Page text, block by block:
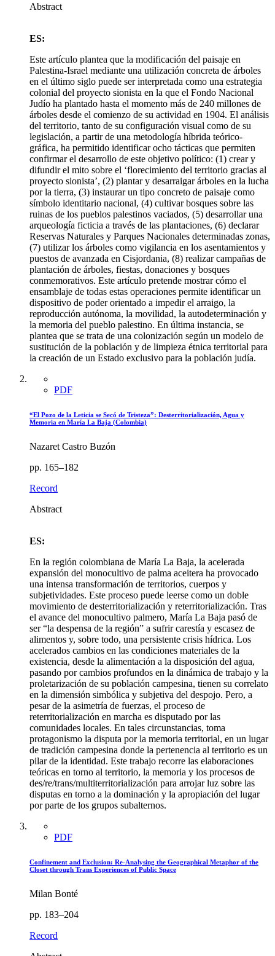
Abstract
ES:
Este artículo plantea que la modificación del paisaje en
Palestina-Israel mediante una utilización concreta de árboles
en el último siglo puede ser interpretada como una estrategia
colonial del proyecto sionista en la que el Fondo Nacional
Judío ha plantado hasta el momento más de 240 millones de
árboles desde el comienzo de su actividad en 1904. El análisis
del territorio, tanto de su configuración visual como de su
legislación, a partir de una metodología híbrida teórico-
gráfica, ha permitido identificar ocho tácticas que permiten
confirmar el desarrollo de este objetivo político: (1) crear y
difundir el mito sobre el ‘florecimiento del territorio gracias al
proyecto sionista’, (2) plantar y desarraigar árboles en la lucha
por la tierra, (3) instaurar un tipo concreto de paisaje como
símbolo identitario nacional, (4) cultivar bosques sobre las
ruinas de los pueblos palestinos vaciados, (5) desarrollar una
arqueología ficticia a través de las plantaciones, (6) declarar
Reservas Naturales y Parques Nacionales determinadas zonas,
(7) utilizar los árboles como vigilancia en los asentamientos y
puestos de avanzada en Cisjordania, (8) realizar campañas de
plantación de árboles, fiestas, donaciones y bosques
conmemorativos. Este artículo pretende mostrar cómo el
ensamblaje de todas estas operaciones permite identificar un
dispositivo de poder orientado a impedir el arraigo, la
reproducción autónoma, la movilidad, la autodeterminación y
la memoria del pueblo palestino. En última instancia, se
plantea que se trata de una colonización según un modelo de
sustitución de la población y de limpieza étnica territorial para
la creación de un Estado exclusivo para la población judía.
PDF
“El Pozo de la Leticia se Secó de Tristeza”: Desterritorialización, Agua y
Memoria en María La Baja (Colombia)
Nazaret Castro Buzón
pp. 165–182
Record
Abstract
ES:
En la región colombiana de María La Baja, la acelerada
expansión del monocultivo de palma aceitera ha provocado
una intensa transformación de territorios, cuerpos y
subjetividades. Este proceso puede leerse como un doble
movimiento de desterritorialización y reterritorialización. Tras
el avance del monocultivo palmero, María La Baja pasó de
ser “la despensa de la región” a sufrir carestía y escasez de
alimentos y, sobre todo, una persistente crisis hídrica. Los
acelerados cambios en las condiciones materiales de la
existencia, desde la alimentación a la disposición del agua,
pasando por cambios profundos en la dinámica de trabajo y la
proletarización de su población campesina, tienen su correlato
en la dimensión simbólica y subjetiva del despojo. Pero, a
pesar de la asimetría de fuerzas, el proceso de
reterritorialización en marcha es disputado por las
comunidades locales. En tales circunstancias, toma
protagonismo la disputa por la memoria territorial, en un lugar
de tradición campesina donde la pertenencia al territorio es un
pilar de la identidad. Este trabajo recorre las elaboraciones
teóricas en torno al territorio, la memoria y los procesos de
des/re/trans/multiterritorialización para arrojar luz sobre las
disputas en torno a la dominación y la apropiación del lugar
por parte de los grupos subalternos.
PDF
Confinement and Exclusion: Re-Analysing the Geographical Metaphor of the
Closet through Trans Experiences of Public Space
Milan Bonté
pp. 183–204
Record